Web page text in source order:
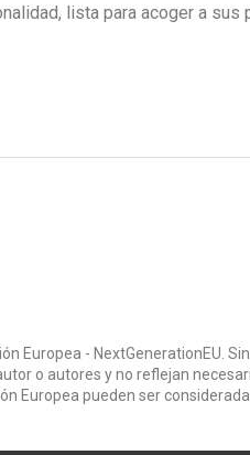
lista para acoger a sus
Europea - NextGenerationEU.
o autores y no reflejan
Europea pueden ser